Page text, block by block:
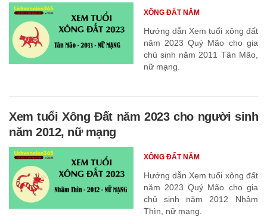
Hướng dẫn Xem tuổi xông đất
năm 2023 Quý Mão cho gia
chủ sinh năm 2011 Tân Mão,
nữ mạng.
XÔNG ĐẤT NĂM
Xem tuổi Xông Đất năm 2023 cho người sinh
năm 2012, nữ mạng
Hướng dẫn Xem tuổi xông đất
năm 2023 Quý Mão cho gia
chủ sinh năm 2012 Nhâm
Thìn, nữ mạng.
XÔNG ĐẤT NĂM